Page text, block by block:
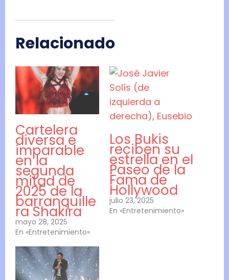
Relacionado
Cartelera
diversa e
imparable
en la
segunda
mitad de
2025 de la
barranquille
ra Shakira
mayo 28, 2025
En «Entretenimiento»
Los Bukis
reciben su
estrella en el
Paseo de la
Fama de
Hollywood
julio 23, 2025
En «Entretenimiento»